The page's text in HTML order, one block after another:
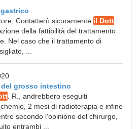
Contatterò sicuramente il Dott
della fattibilità del trattamento
Nel caso che il trattamento di
...
grosso intestino
. R., andrebbero eseguiti
2 mesi di radioterapia e infine
secondo l'opinione del chirurgo,
entrambi ...